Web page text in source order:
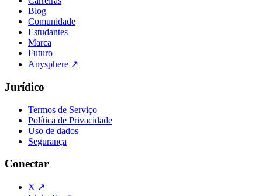
Blog
Comunidade
Estudantes
Marca
Futuro
Anysphere ↗
Jurídico
Termos de Serviço
Política de Privacidade
Uso de dados
Segurança
Conectar
X ↗